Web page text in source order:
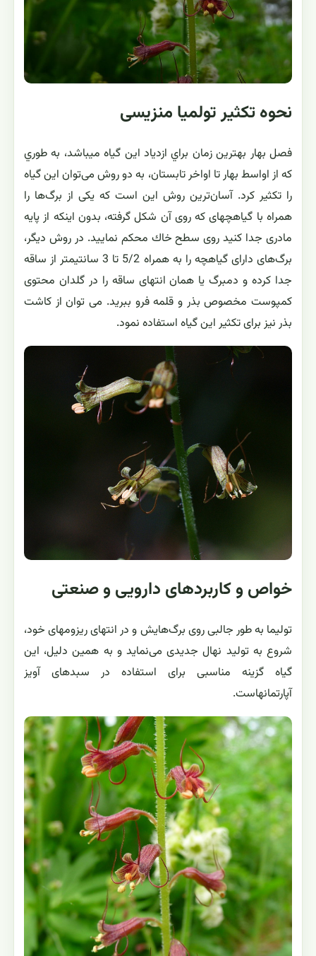
نحوه تکثیر تولمیا منزیسی
فصل بهار بهترين زمان براي ازدياد اين گياه مي‏باشد، به طوري
كه از اواسط بهار تا اواخر تابستان، به دو روش می‌توان این گیاه
را تكثیر كرد. آسان‌ترین روش این است كه یكی از برگ‌ها را
همراه با گیاهچه‏ای كه روی آن شكل گرفته، بدون اینكه از پایه
مادری جدا كنید روی سطح خاك محكم نماييد. در روش دیگر،
برگ‌های دارای گیاهچه را به همراه 5/2 تا 3 سانتیمتر از ساقه
جدا كرده و دمبرگ یا همان انتهای ساقه را در گلدان محتوی
كمپوست مخصوص بذر و قلمه فرو ببرید. می توان از کاشت
بذر نیز برای تکثیر این گیاه استفاده نمود.
خواص و کاربردهای دارویی و صنعتی
تولیما به طور جالبی روی برگ‌هایش و در انتهای ریزوم‏های خود،
شروع به تولید نهال جدیدی می‌نماید و به همين دليل، این
گیاه گزینه مناسبی برای استفاده در سبدهای آویز
آپارتمان‏هاست.